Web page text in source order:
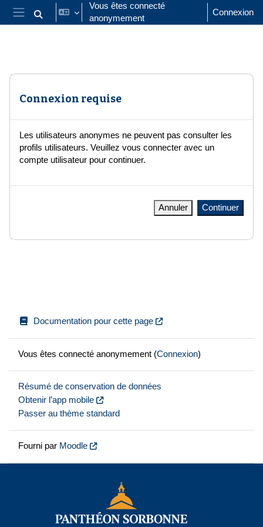
Passer au contenu principal
Panneau latéral
Activer/désactiver la saisie de recherche
Vous êtes connecté
anonymement
Connexion
Connexion requise
Les utilisateurs anonymes ne peuvent pas consulter les
profils utilisateurs. Veuillez vous connecter avec un
compte utilisateur pour continuer.
Annuler Continuer
Documentation pour cette page
Vous êtes connecté anonymement (Connexion)
Résumé de conservation de données
Obtenir l’app mobile
Passer au thème standard
Fourni par Moodle